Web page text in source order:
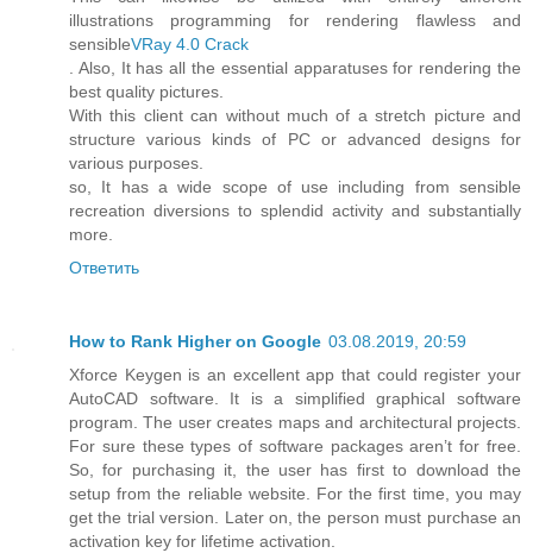
illustrations programming for rendering flawless and
sensibleVRay 4.0 Crack
. Also, It has all the essential apparatuses for rendering the
best quality pictures.
With this client can without much of a stretch picture and
structure various kinds of PC or advanced designs for
various purposes.
so, It has a wide scope of use including from sensible
recreation diversions to splendid activity and substantially
more.
Ответить
How to Rank Higher on Google 03.08.2019, 20:59
Xforce Keygen is an excellent app that could register your
AutoCAD software. It is a simplified graphical software
program. The user creates maps and architectural projects.
For sure these types of software packages aren’t for free.
So, for purchasing it, the user has first to download the
setup from the reliable website. For the first time, you may
get the trial version. Later on, the person must purchase an
activation key for lifetime activation.